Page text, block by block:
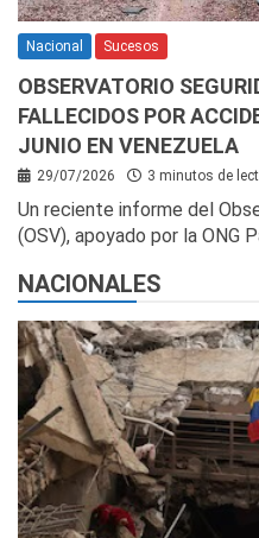
Nacional Sucesos
OBSERVATORIO
FALLECIDOS POR
JUNIO EN VENEZUELA
29/07/2026 3 minutos de
Un reciente informe del
(OSV), apoyado por la ONG
NACIONALES